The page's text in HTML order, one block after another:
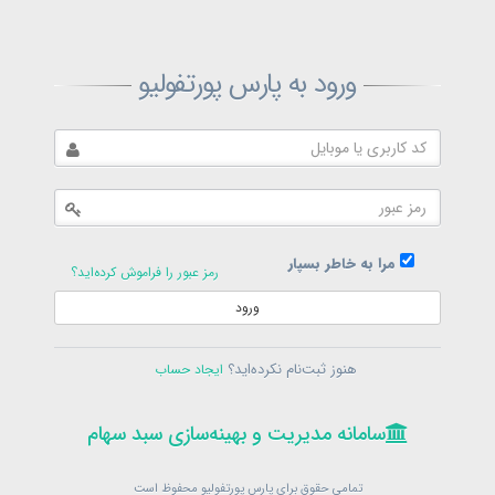
ورود به پارس پورتفولیو
مرا به خاطر بسپار
رمز عبور را فراموش کرده‌اید؟
ورود
هنوز ثبت‌نام نکرده‌اید؟ ایجاد حساب
سامانه مدیریت و بهینه‌سازی سبد سهام
تمامی حقوق برای پارس پورتفولیو محفوظ است
ثبت‌نام پارس پورتفولیو
ثبت‌نام
در حال حاضر عضو هستید؟فرم ورود
سامانه مدیریت و بهینه‌سازی سبد سهام
بازیابی رمز پارس پورتفولیو
در حال حاضر عضو هستید؟
سامانه مدیریت و بهینه‌سازی سبد سهام
تمامی حقوق برای پارس پورتفولیو محفوظ است